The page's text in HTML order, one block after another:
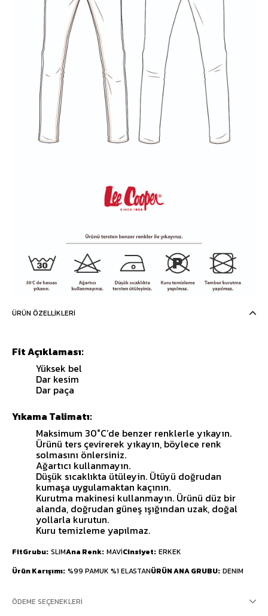
ÜRÜN ÖZELLIKLERI
Fit Açıklaması:
Yüksek bel
Dar kesim
Dar paça
Yıkama Talimatı:
Maksimum 30°C’de benzer renklerle yıkayın.
Ürünü ters çevirerek yıkayın, böylece renk
solmasını önlersiniz.
Ağartıcı kullanmayın.
Düşük sıcaklıkta ütüleyin. Ütüyü doğrudan
kumaşa uygulamaktan kaçının.
Kurutma makinesi kullanmayın. Ürünü düz bir
alanda, doğrudan güneş ışığından uzak, doğal
yollarla kurutun.
Kuru temizleme yapılmaz.
FitGrubu SLIMAna Renk MAVİCinsiyet ERKEK
Ürün Karışımı %99 PAMUK %1 ELASTANÜRÜN ANA GRUBU DENIM
ÖDEME SEÇENEKLERI